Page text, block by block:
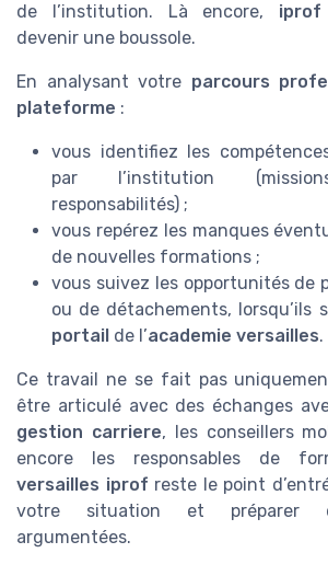
de l’institution. Là encore, iprof
devenir une boussole.
En analysant votre parcours
plateforme :
vous identifiez les
par l’institution
responsabilités) ;
vous repérez les manques
de nouvelles formations ;
vous suivez les opportunités de
ou de détachements, lorsqu’ils
portail de l’academie versailles.
Ce travail ne se fait pas
être articulé avec des échanges
gestion carriere, les conseillers
encore les responsables de
versailles iprof reste le point
votre situation et préparer
argumentées.